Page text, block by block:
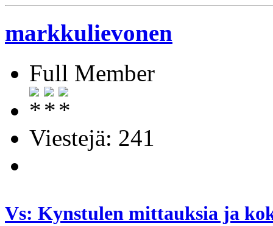
markkulievonen
Full Member
Viestejä: 241
Vs: Kynstulen mittauksia ja